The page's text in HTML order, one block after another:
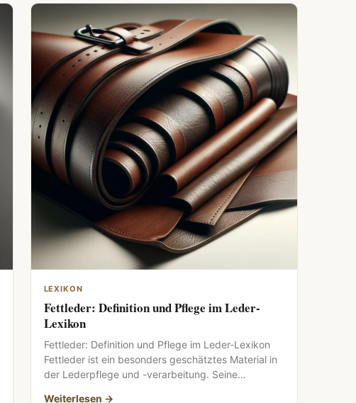
LEXIKON
Fettleder: Definition und Pflege im Leder-
Lexikon
Fettleder: Definition und Pflege im Leder-Lexikon
Fettleder ist ein besonders geschätztes Material in
der Lederpflege und -verarbeitung. Seine
Weiterlesen →